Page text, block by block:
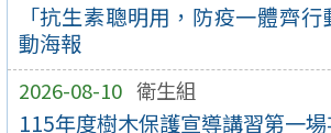
「抗生素聰明用，防疫一體齊
動海報
2026-08-10 衛生組
115年度樹木保護宣導講習第一